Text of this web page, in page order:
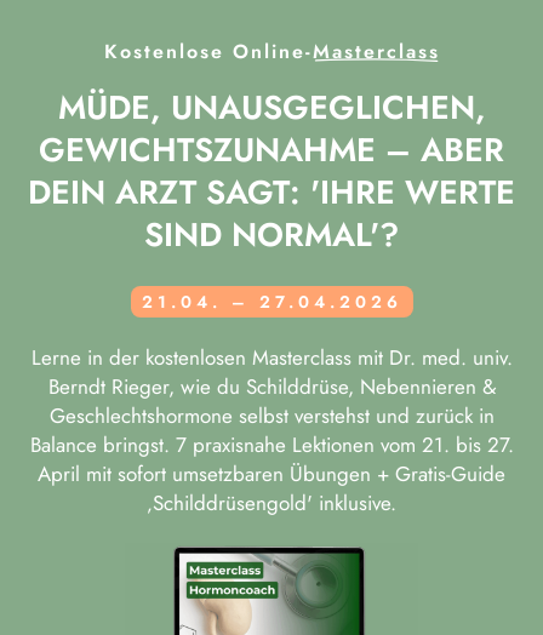
Kostenlose Online-Masterclass
MÜDE, UNAUSGEGLICHEN,
GEWICHTSZUNAHME – ABER
DEIN ARZT SAGT: 'IHRE WERTE
SIND NORMAL'?
21.04. – 27.04.2026
Lerne in der kostenlosen Masterclass mit Dr. med. univ.
Berndt Rieger, wie du Schilddrüse, Nebennieren &
Geschlechtshormone selbst verstehst und zurück in
Balance bringst. 7 praxisnahe Lektionen vom 21. bis 27.
April mit sofort umsetzbaren Übungen + Gratis-Guide
‚Schilddrüsengold' inklusive.